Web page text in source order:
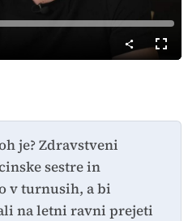
Predvajaj
način
je? Zdravstveni
sestre in
v turnusih, a bi
na letni ravni prejeti